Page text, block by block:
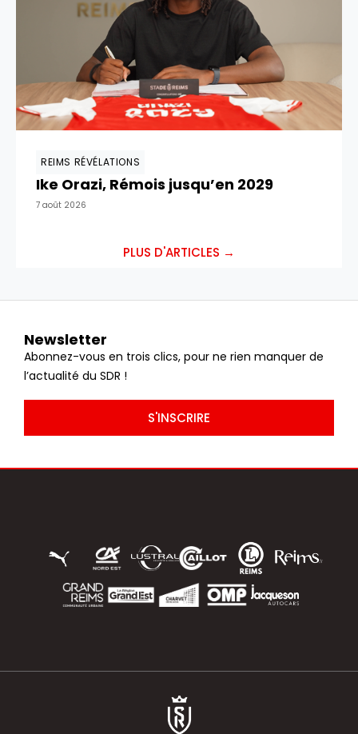
REIMS RÉVÉLATIONS
Ike Orazi, Rémois jusqu’en 2029
7 août 2026
PLUS D'ARTICLES →
Newsletter
Abonnez-vous en trois clics, pour ne rien manquer de
l’actualité du SDR !
S'INSCRIRE